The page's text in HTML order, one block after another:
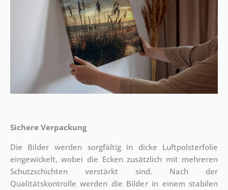
Sichere Verpackung
Die Bilder werden sorgfältig in dicke Luftpolsterfolie
eingewickelt, wobei die Ecken zusätzlich mit mehreren
Schutzschichten verstärkt sind. Nach der
Qualitätskontrolle werden die Bilder in einem stabilen